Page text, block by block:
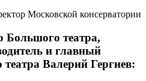
Московской консерватории
Большого театра,
и главный
Валерий Гергиев: